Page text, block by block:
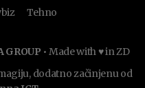
Tehno
GROUP • Made with ♥ in ZD
dodatno začinjenu od